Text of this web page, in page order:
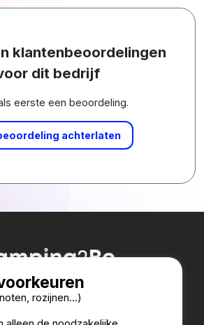
klantenbeoordelingen
dit bedrijf
eerste een beoordeling.
achterlaten
rozijnen...)